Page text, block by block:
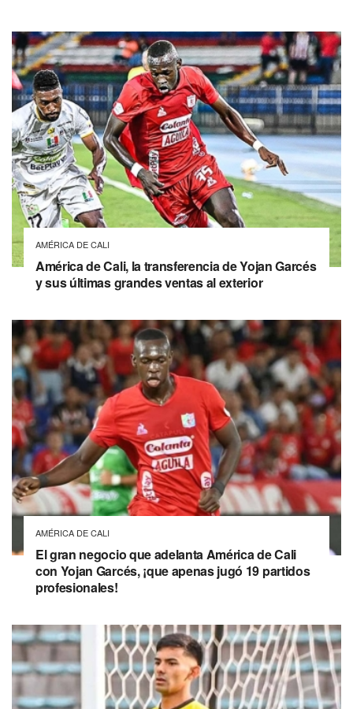
AMÉRICA DE CALI
América de Cali, la transferencia de Yojan Garcés
y sus últimas grandes ventas al exterior
AMÉRICA DE CALI
El gran negocio que adelanta América de Cali
con Yojan Garcés, ¡que apenas jugó 19 partidos
profesionales!